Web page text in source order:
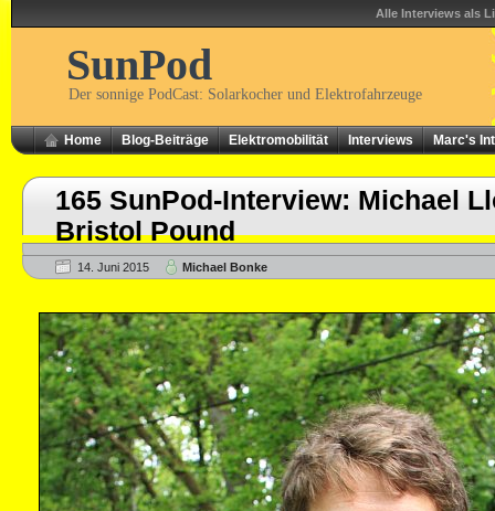
Alle Interviews als
SunPod
Der sonnige PodCast: Solarkocher und Elektrofahrzeuge
Home Blog-Beiträge Elektromobilität Interviews Marc's
165 SunPod-Interview: Michael
Bristol Pound
14. Juni 2015 Michael Bonke